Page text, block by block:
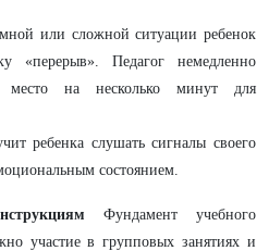
или сложной ситуации ребенок
«перерыв». Педагог немедленно
на несколько минут для
ребенка слушать сигналы своего
состоянием.
Фундамент учебного
участие в групповых занятиях и